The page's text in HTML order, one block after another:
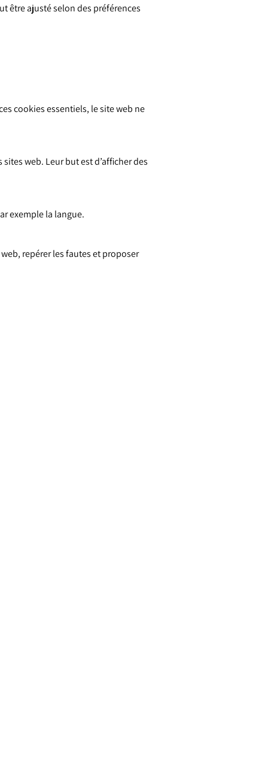
être ajusté selon des préférences
cookies essentiels, le site web ne
web. Leur but est d’afficher des
exemple la langue.
repérer les fautes et proposer